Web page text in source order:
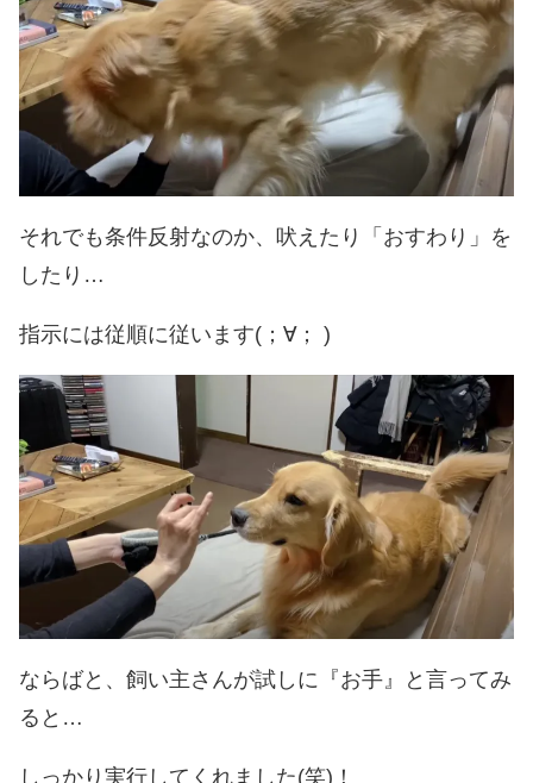
それでも条件反射なのか、吠えたり「おすわり」を
したり…
指示には従順に従います(；∀； )
ならばと、飼い主さんが試しに『お手』と言ってみ
ると…
しっかり実行してくれました(笑)！